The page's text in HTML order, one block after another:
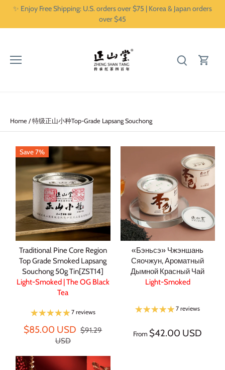
✨ Enjoy Free Shipping: U.S. orders over $75 | Korea & Japan orders
over $45
Home /特级正山小种Top-Grade Lapsang Souchong
Save 7%
Traditional Pine Core Region
Top Grade Smoked Lapsang
Souchong 50g Tin[ZST14]
Light-Smoked | The OG Black
Tea
7 reviews
$85.00 USD $91.29
USD
«Бэньсэ» Чжэншань
Сяочжун, Ароматный
Дымной Красный Чай
Light-Smoked
7 reviews
From $42.00 USD